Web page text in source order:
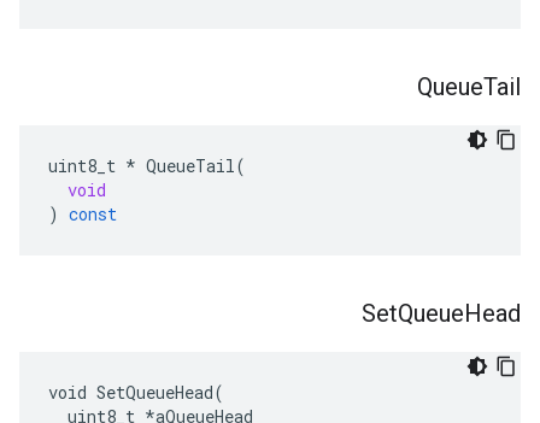
QueueTail
uint8_t * QueueTail(
void
) const
SetQueueHead
void SetQueueHead(
  uint8_t *aQueueHead